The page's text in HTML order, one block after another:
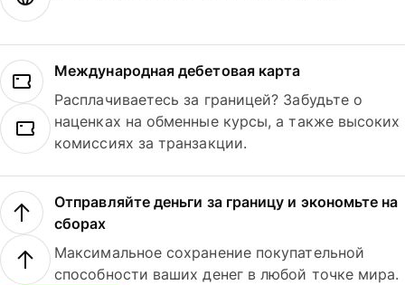
Международная дебетовая карта
Расплачиваетесь за границей? Забудьте о
наценках на обменные курсы, а также высоких
комиссиях за транзакции.
Отправляйте деньги за границу и экономьте на
сборах
Максимальное сохранение покупательной
способности ваших денег в любой точке мира.